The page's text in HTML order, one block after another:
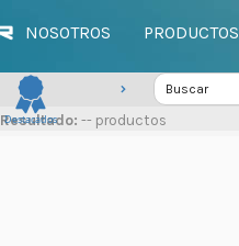
NOSOTROS PRODUCTOS
Destacados
Resultado:-- productos